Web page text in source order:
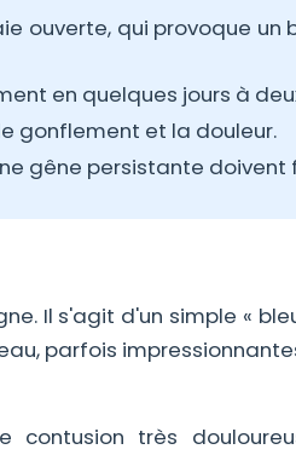
ouverte, qui provoque
en quelques jours à
gonflement et la douleur.
gêne persistante doivent
Il s'agit d'un simple «
parfois
très